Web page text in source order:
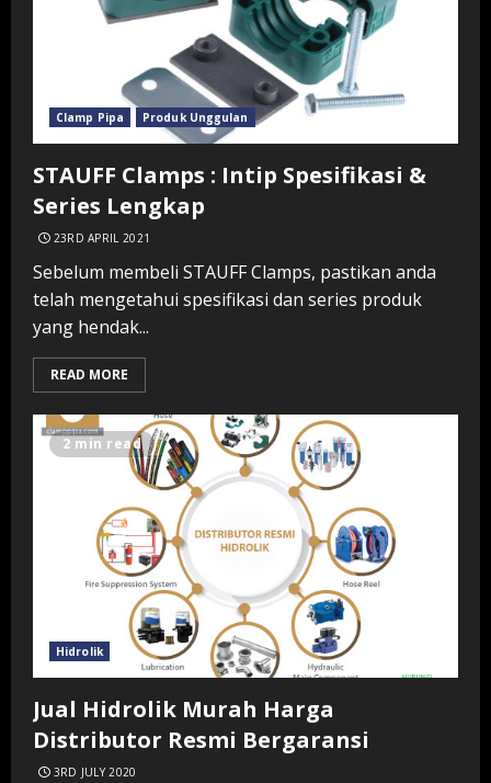
Clamp Pipa Produk Unggulan
STAUFF Clamps : Intip Spesifikasi &
Series Lengkap
23RD APRIL 2021
Sebelum membeli STAUFF Clamps, pastikan anda
telah mengetahui spesifikasi dan series produk
yang hendak...
READ MORE
2 min read
Hidrolik
Jual Hidrolik Murah Harga
Distributor Resmi Bergaransi
3RD JULY 2020